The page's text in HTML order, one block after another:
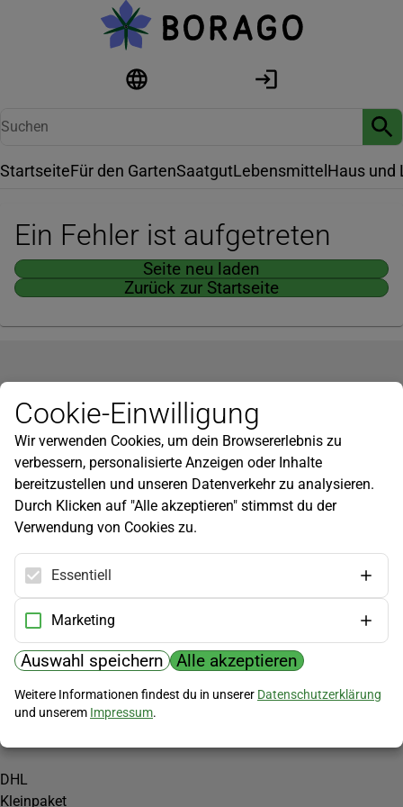
StartseiteFür den GartenSaatgutLebensmittel Haus und
Ein Fehler ist aufgetreten
Seite neu laden
Zurück zur Startseite
Newsletter
Infos zu neuen Produkten, Gartentipps und mehr findest du in
unserem Newsletter!
Jetzt anmelden
Hilfe
Kundenservice
Widerrufsbelehrung
Versandkosten
Zahlungsmöglichkeiten
PayPal
Vorkasse
Versand
DHL
Kleinpaket
Cookie-Einwilligung
Wir verwenden Cookies, um dein Browsererlebnis zu
verbessern, personalisierte Anzeigen oder Inhalte
bereitzustellen und unseren Datenverkehr zu analysieren.
Durch Klicken auf "Alle akzeptieren" stimmst du der
Verwendung von Cookies zu.
Essentiell
Marketing
Auswahl speichern Alle akzeptieren
Weitere Informationen findest du in unserer Datenschutzerklärung
und unserem Impressum.